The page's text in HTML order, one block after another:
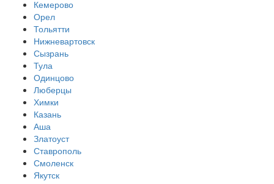
Кемерово
Орел
Тольятти
Нижневартовск
Сызрань
Тула
Одинцово
Люберцы
Химки
Казань
Аша
Златоуст
Ставрополь
Смоленск
Якутск